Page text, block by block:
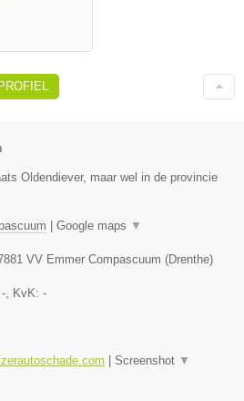
Oldendiever, maar wel in de provincie
Google maps ▼
VV Emmer Compascuum (Drenthe)
- , KvK: -
Screenshot ▼